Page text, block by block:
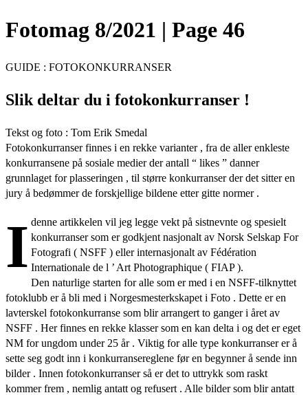
Fotomag 8/2021 | Page 46
GUIDE : FOTOKONKURRANSER
Slik deltar du i fotokonkurranser !
Tekst og foto : Tom Erik Smedal
Fotokonkurranser finnes i en rekke varianter , fra de aller enkleste
konkurransene på sosiale medier der antall “ likes ” danner
grunnlaget for plasseringen , til større konkurranser der det sitter en
jury å bedømmer de forskjellige bildene etter gitte normer .
I denne artikkelen vil jeg legge vekt på sistnevnte og spesielt
konkurranser som er godkjent nasjonalt av Norsk Selskap For
Fotografi ( NSFF ) eller internasjonalt av Fédération
Internationale de l ’ Art Photographique ( FIAP ).
Den naturlige starten for alle som er med i en NSFF-tilknyttet
fotoklubb er å bli med i Norgesmesterkskapet i Foto . Dette er en
lavterskel fotokonkurranse som blir arrangert to ganger i året av
NSFF . Her finnes en rekke klasser som en kan delta i og det er eget
NM for ungdom under 25 år . Viktig for alle type konkurranser er å
sette seg godt inn i konkurransereglene før en begynner å sende inn
bilder . Innen fotokonkurranser så er det to uttrykk som raskt
kommer frem , nemlig antatt og refusert . Alle bilder som blir antatt